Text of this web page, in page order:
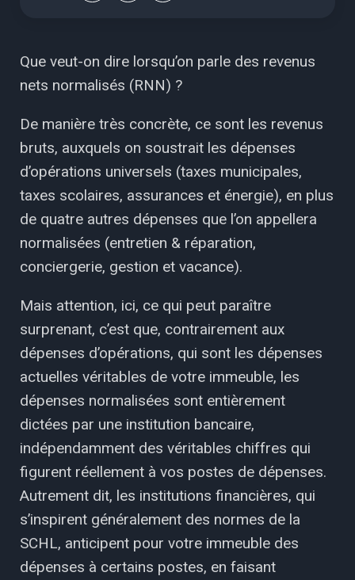
Que veut-on dire lorsqu’on parle des revenus
nets normalisés (RNN) ?
De manière très concrète, ce sont les revenus
bruts, auxquels on soustrait les dépenses
d’opérations universels (taxes municipales,
taxes scolaires, assurances et énergie), en plus
de quatre autres dépenses que l’on appellera
normalisées (entretien & réparation,
conciergerie, gestion et vacance).
Mais attention, ici, ce qui peut paraître
surprenant, c’est que, contrairement aux
dépenses d’opérations, qui sont les dépenses
actuelles véritables de votre immeuble, les
dépenses normalisées sont entièrement
dictées par une institution bancaire,
indépendamment des véritables chiffres qui
figurent réellement à vos postes de dépenses.
Autrement dit, les institutions financières, qui
s’inspirent généralement des normes de la
SCHL, anticipent pour votre immeuble des
dépenses à certains postes, en faisant